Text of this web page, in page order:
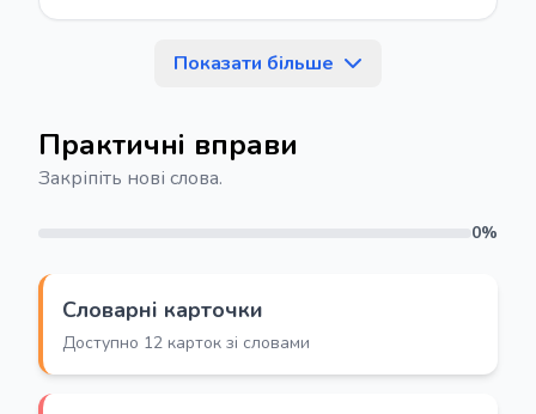
Показати більше
Практичні вправи
Закріпіть нові слова.
0%
Словарні карточки
Доступно 12 карток зі словами